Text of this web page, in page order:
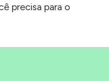
precisa para o